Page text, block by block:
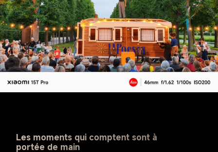
Les moments qui comptent sont à
portée de main